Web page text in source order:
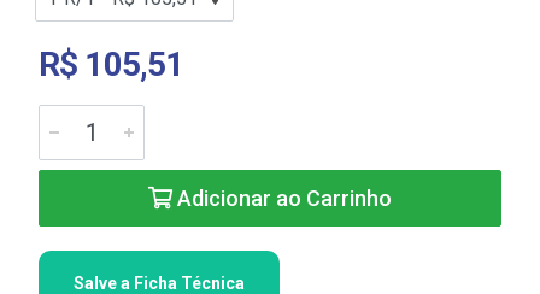
R$ 105,51
Adicionar ao Carrinho
Salve a Ficha Técnica